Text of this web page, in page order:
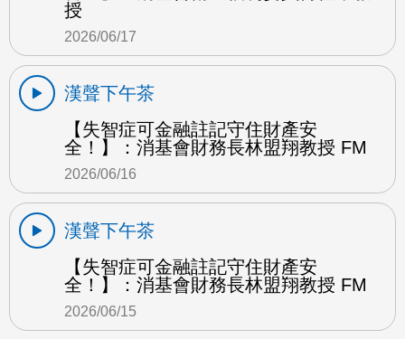
授
2026/06/17
漢聲下午茶
【失智症可金融註記守住財產安
全！】：消基會財務長林盟翔教授 FM
2026/06/16
漢聲下午茶
【失智症可金融註記守住財產安
全！】：消基會財務長林盟翔教授 FM
2026/06/15